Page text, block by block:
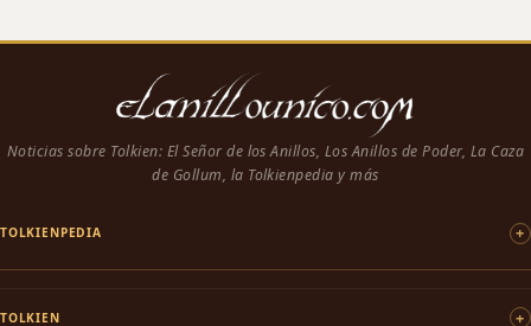
Noticias sobre Tolkien: El Señor de los Anillos, Los Anillos de Poder, La Caza
de Gollum, la Tolkienpedia y más
TOLKIENPEDIA
TOLKIEN